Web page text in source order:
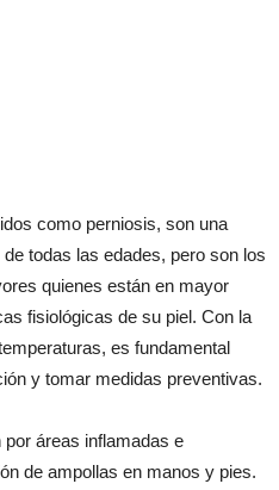
como perniosis, son una
todas las edades, pero son los
quienes están en mayor
fisiológicas de su piel. Con la
es fundamental
y tomar medidas preventivas.
áreas inflamadas e
de ampollas en manos y pies.